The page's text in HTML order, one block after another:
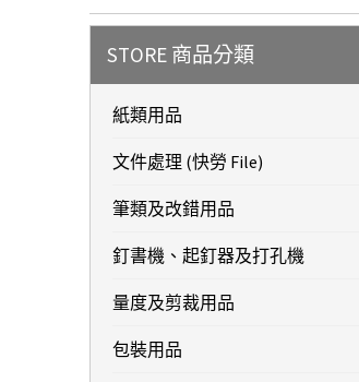
STORE 商品分類
紙類用品
文件處理 (快勞 File)
筆類及改錯用品
釘書機、起釘器及打孔機
量度及剪裁用品
包裝用品